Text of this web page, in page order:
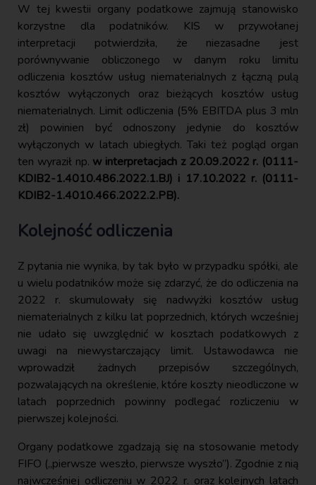
W tej kwestii organy podatkowe zajmują stanowisko
korzystne dla podatników. KIS w przywołanej
interpretacji potwierdziła, że niezasadne jest
porównywanie obliczonego w danym roku limitu
odliczenia kosztów usług niematerialnych z łączną pulą
kosztów wyłączonych oraz bieżących kosztów usług
niematerialnych. Limit odliczenia (5% EBITDA plus 3 mln
zł) powinien być odnoszony jedynie do kosztów
wyłączonych w latach ubiegłych. Taki też pogląd organ
ten wyraził np. w interpretacjach z 20.09.2022 r. (0111-
KDIB2-1.4010.486.2022.1.BJ) i 17.10.2022 r. (0111-
KDIB2-1.4010.466.2022.2.PB).
Kolejność odliczenia
Z pytania nie wynika, by tak było w przypadku spółki, ale
u wielu podatników może się zdarzyć, że do odliczenia na
2022 r. skumulowały się nadwyżki kosztów usług
niematerialnych z kilku lat poprzednich, których wcześniej
nie udało się uwzględnić w kosztach podatkowych z
uwagi na niewystarczający limit. Ustawodawca nie
wprowadził żadnych przepisów szczególnych,
pozwalających na określenie, które koszty nieodliczone w
latach poprzednich powinny podlegać rozliczeniu w
pierwszej kolejności.
Organy podatkowe zgadzają się na stosowanie metody
FIFO („pierwsze weszło, pierwsze wyszło”). Zgodnie z nią
najwcześniej odliczeniu w 2022 r. oraz kolejnych latach